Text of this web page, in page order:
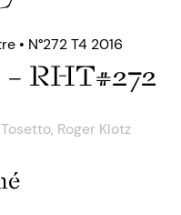
• N°272 T4 2016
– RHT#272
, Roger Klotz